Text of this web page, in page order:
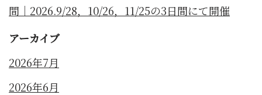
間｜2026.9/28，10/26，11/25の3日間にて開催
アーカイブ
2026年7月
2026年6月